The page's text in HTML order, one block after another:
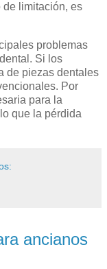
de limitación, es
problemas
Si los
de piezas dentales
Por
para la
que la pérdida
ancianos